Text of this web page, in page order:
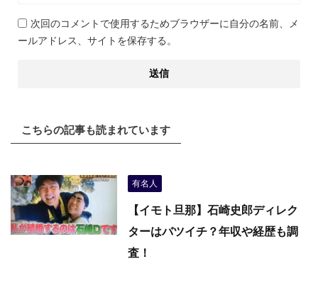
次回のコメントで使用するためブラウザーに自分の名前、メ
ールアドレス、サイトを保存する。
こちらの記事も読まれています
有名人
【イモト旦那】石崎史郎ディレク
ターはバツイチ？年収や経歴も調
査！